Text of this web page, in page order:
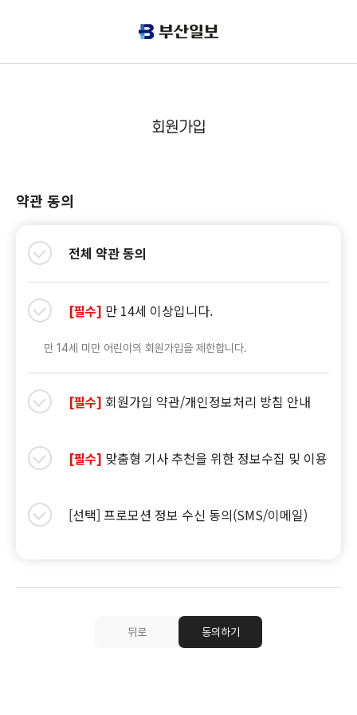
회원가입
약관 동의
전체 약관 동의
[필수] 만 14세 이상입니다.
만 14세 미만 어린이의 회원가입을 제한합니다.
[필수] 회원가입 약관/개인정보처리 방침 안내
[필수] 맞춤형 기사 추천을 위한 정보수집 및 이용
[선택] 프로모션 정보 수신 동의(SMS/이메일)
뒤로